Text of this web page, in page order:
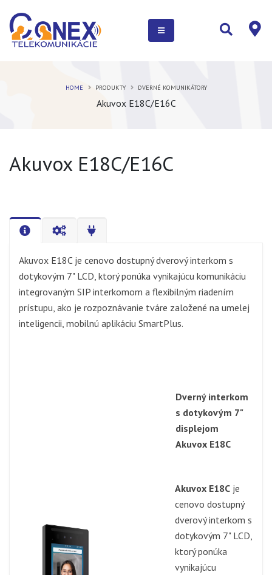
Akuvox E18C/E16C
HOME PRODUKTY DVERNÉ KOMUNIKÁTORY
Akuvox E18C/E16C
Akuvox E18C je cenovo dostupný dverový interkom s
dotykovým 7" LCD, ktorý ponúka vynikajúcu komunikáciu
integrovaným SIP interkomom a flexibilným riadením
prístupu, ako je rozpoznávanie tváre založené na umelej
inteligencii, mobilnú aplikáciu SmartPlus.
Dverný interkom
s dotykovým 7"
displejom
Akuvox E18C
Akuvox E18C je
cenovo dostupný
dverový interkom s
dotykovým 7" LCD,
ktorý ponúka
vynikajúcu